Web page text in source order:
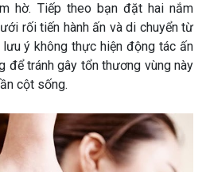
hờ. Tiếp theo bạn đặt hai nắm
rối tiến hành ấn và di chuyển từ
ý không thực hiện động tác ấn
để tránh gây tổn thương vùng này
cột sống.